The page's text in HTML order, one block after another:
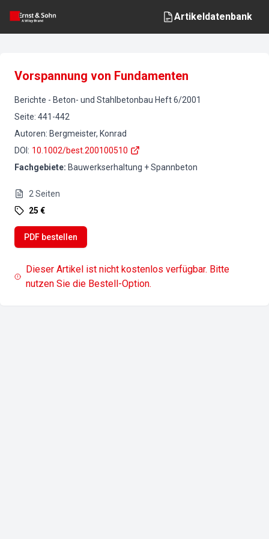
Artikeldatenbank
Vorspannung von Fundamenten
Berichte - Beton- und Stahlbetonbau Heft6/2001
Seite: 441-442
Autoren: Bergmeister, Konrad
DOI : 10.1002/best.200100510
Fachgebiete: Bauwerkserhaltung + Spannbeton
2 Seiten
25 €
PDF bestellen
Dieser Artikel ist nicht kostenlos verfügbar. Bitte
nutzen Sie die Bestell-Option.